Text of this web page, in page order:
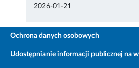
2026-01-21
Ochrona danych osobowych
Udostępnianie informacji publicznej na